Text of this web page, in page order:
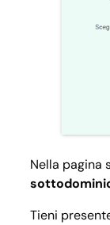
Nella pagina
Tieni